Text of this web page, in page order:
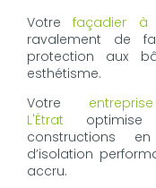
Votrefaçadier à
ravalement de
protection aux
esthétisme.
Votre
L'Étrat optimise
constructions
d’isolation
accru.